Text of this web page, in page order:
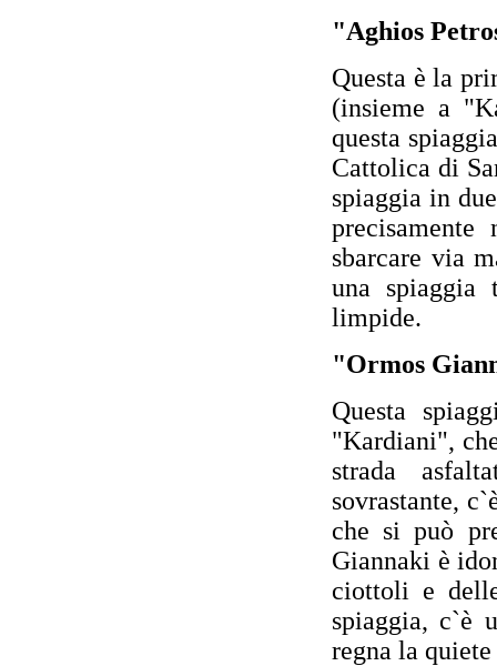
"Aghios
Questa è la
(insieme a
questa
Cattolica di
spiaggia in
sbarcare via
una spiaggia
limpide.
"Ormos
Questa
"Kardiani",
strada
sovrastante,
che si può
Giannaki è
ciottoli e
spiaggia, c`è
regna la